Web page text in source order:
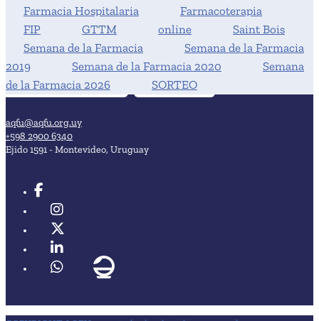
Farmacia Hospitalaria
Farmacoterapia
FIP
GTTM online
Saint Bois
Semana de la Farmacia
Semana de la Farmacia
2019
Semana de la Farmacia 2020
Semana
de la Farmacia 2026
SORTEO
aqfu@aqfu.org.uy
+598 2900 6340
Ejido 1591 - Montevideo, Uruguay